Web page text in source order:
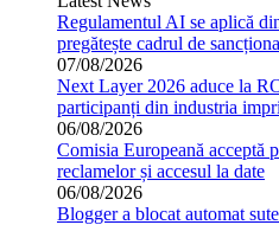
Regulamentul AI se aplică
pregătește cadrul de
07/08/2026
Next Layer 2026 aduce la
participanți din industria
06/08/2026
Comisia Europeană acceptă
reclamelor și accesul la date
06/08/2026
Blogger a blocat automat